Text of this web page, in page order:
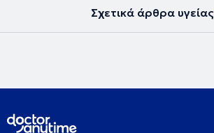
Σχετικά άρθρα υγείας